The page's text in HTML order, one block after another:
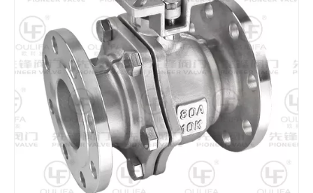
Válvula de bola estándar DIN Q41F-16P Válvula de bola con brida neumática con almohadilla de montaje directo